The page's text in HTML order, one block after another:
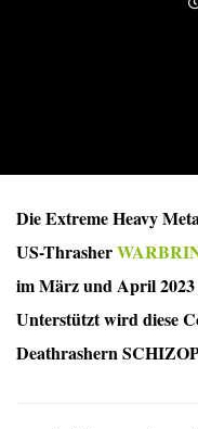
Die Extreme Heavy
US-Thrasher
im März und April
Unterstützt wird diese
Deathrashern